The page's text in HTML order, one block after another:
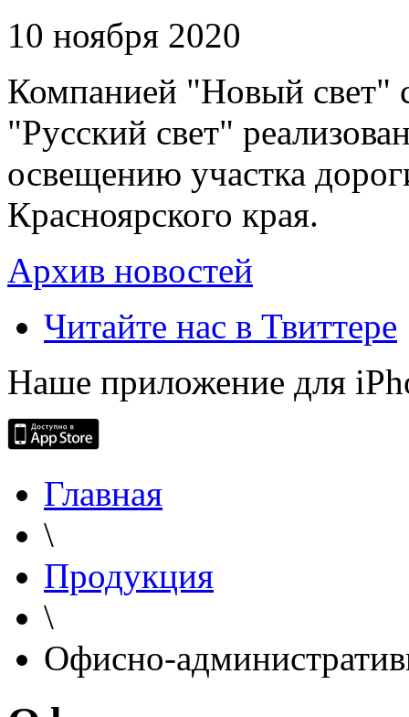
10 ноября 2020
Компанией "Новый свет"
"Русский свет"
освещению участка
Красноярского края.
Архив новостей
Читайте нас в Твиттере
Наше приложение для
Главная
\
Продукция
\
Офисно-